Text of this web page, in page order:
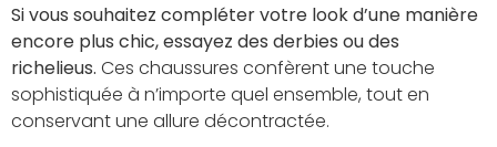
Si vous souhaitez compléter votre look d’une manière
encore plus chic, essayez des derbies ou des
richelieus. Ces chaussures confèrent une touche
sophistiquée à n’importe quel ensemble, tout en
conservant une allure décontractée.